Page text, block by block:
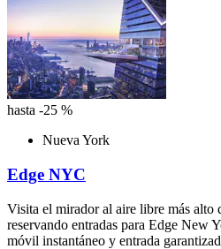
hasta -25 %
Nueva York
Edge NYC
Visita el mirador al aire libre más alto
reservando entradas para Edge New
móvil instantáneo y entrada